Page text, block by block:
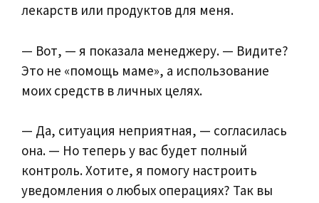
лекарств или продуктов для меня.
— Вот, — я показала менеджеру. — Видите?
Это не «помощь маме», а использование
моих средств в личных целях.
— Да, ситуация неприятная, — согласилась
она. — Но теперь у вас будет полный
контроль. Хотите, я помогу настроить
уведомления о любых операциях? Так вы